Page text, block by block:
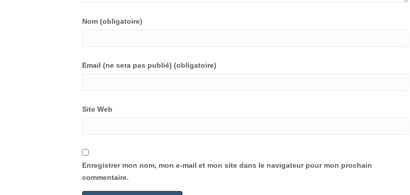
Nom (obligatoire)
Email (ne sera pas publié) (obligatoire)
Site Web
Enregistrer mon nom, mon e-mail et mon site dans le navigateur pour mon prochain
commentaire.